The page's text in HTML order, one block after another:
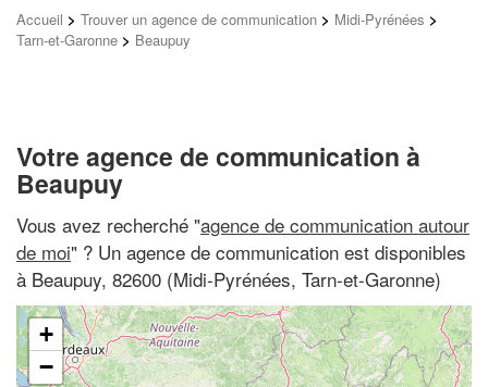
Accueil > Trouver un agence de communication > Midi-Pyrénées >
Tarn-et-Garonne > Beaupuy
Votre agence de communication à
Beaupuy
Vous avez recherché "agence de communication autour
de moi" ? Un agence de communication est disponibles
à Beaupuy, 82600 (Midi-Pyrénées, Tarn-et-Garonne)
+
−